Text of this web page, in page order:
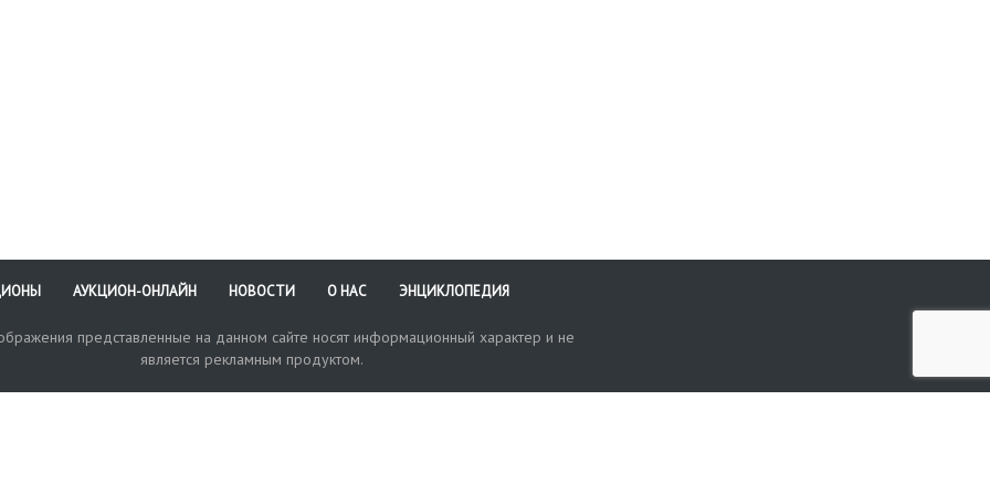
АУКЦИОН-ОНЛАЙН НОВОСТИ О НАС ЭНЦИКЛОПЕДИЯ
представленные на данном сайте носят информационный характер и не
является рекламным продуктом.